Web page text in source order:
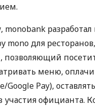
mono для
позволяющий
меню,
Google Pay),
участия официанта.